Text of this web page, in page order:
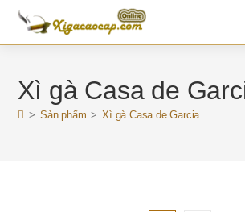
Skip
content
Xì gà Casa de
> Sản phẩm > Xì gà Casa de Garcia